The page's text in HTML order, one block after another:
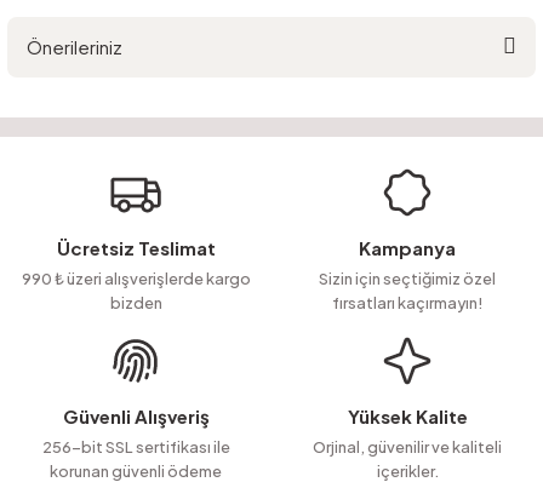
Soru Sor
Önerileriniz
Görüş ve önerileriniz için teşekkür ederiz.
Ürün resmi kalitesiz, bozuk veya görüntülenemiyor.
Ürün açıklamasında eksik bilgiler bulunuyor.
Ürün bilgilerinde hatalar bulunuyor.
Ürün fiyatı diğer sitelerden daha pahalı.
Bu ürüne benzer farklı alternatifler olmalı.
Ücretsiz Teslimat
990 ₺ üzeri alışverişlerde kargo
bizden
Kampanya
Sizin için seçtiğimiz özel
fırsatları kaçırmayın!
Güvenli Alışveriş
256-bit SSL sertifikası ile
korunan güvenli ödeme
Yüksek Kalite
Orjinal, güvenilir ve kaliteli
içerikler.